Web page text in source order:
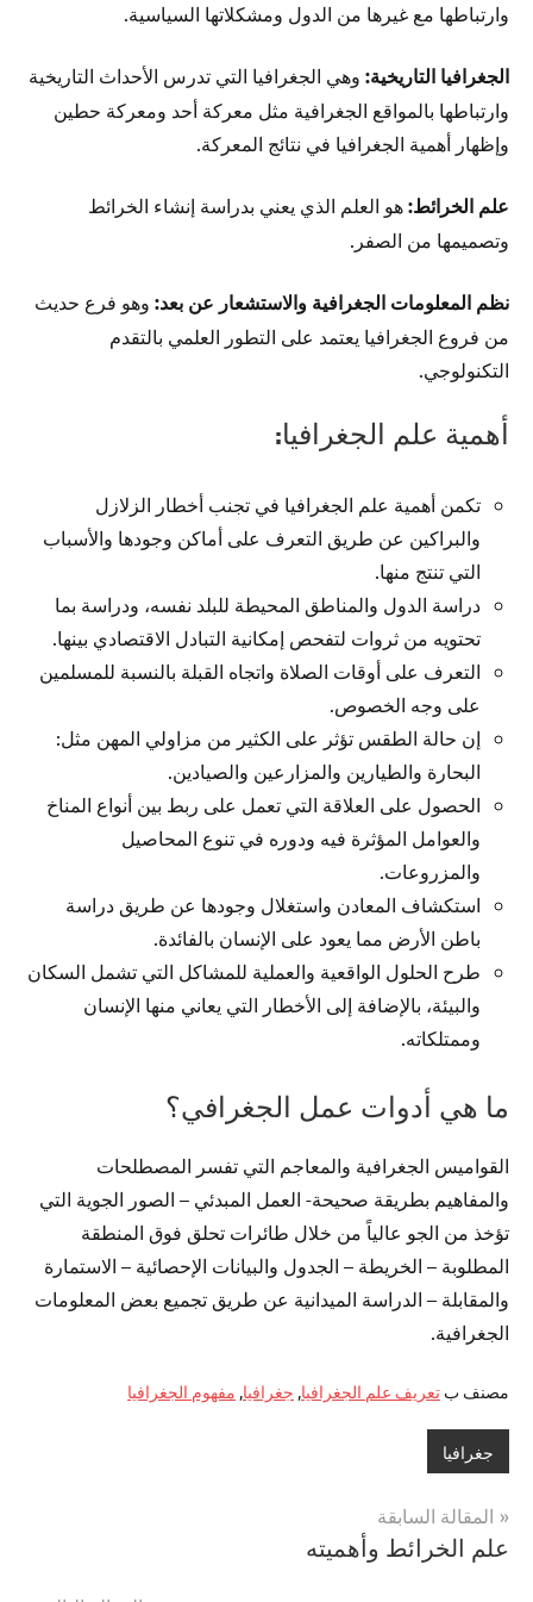
وارتباطها مع غيرها من الدول ومشكلاتها السياسية.
الجغرافيا التاريخية: وهي الجغرافيا التي تدرس الأحداث التاريخية
وارتباطها بالمواقع الجغرافية مثل معركة أحد ومعركة حطين
وإظهار أهمية الجغرافيا في نتائج المعركة.
علم الخرائط: هو العلم الذي يعني بدراسة إنشاء الخرائط
وتصميمها من الصفر.
نظم المعلومات الجغرافية والاستشعار عن بعد: وهو فرع حديث
من فروع الجغرافيا يعتمد على التطور العلمي بالتقدم
التكنولوجي.
أهمية علم الجغرافيا:
تكمن أهمية علم الجغرافيا في تجنب أخطار الزلازل
والبراكين عن طريق التعرف على أماكن وجودها والأسباب
التي تنتج منها.
دراسة الدول والمناطق المحيطة للبلد نفسه، ودراسة بما
تحتويه من ثروات لتفحص إمكانية التبادل الاقتصادي بينها.
التعرف على أوقات الصلاة واتجاه القبلة بالنسبة للمسلمين
على وجه الخصوص.
إن حالة الطقس تؤثر على الكثير من مزاولي المهن مثل:
البحارة والطيارين والمزارعين والصيادين.
الحصول على العلاقة التي تعمل على ربط بين أنواع المناخ
والعوامل المؤثرة فيه ودوره في تنوع المحاصيل
والمزروعات.
استكشاف المعادن واستغلال وجودها عن طريق دراسة
باطن الأرض مما يعود على الإنسان بالفائدة.
طرح الحلول الواقعية والعملية للمشاكل التي تشمل السكان
والبيئة، بالإضافة إلى الأخطار التي يعاني منها الإنسان
وممتلكاته.
ما هي أدوات عمل الجغرافي؟
القواميس الجغرافية والمعاجم التي تفسر المصطلحات
والمفاهيم بطريقة صحيحة- العمل المبدئي – الصور الجوية التي
تؤخذ من الجو عالياً من خلال طائرات تحلق فوق المنطقة
المطلوبة – الخريطة – الجدول والبيانات الإحصائية – الاستمارة
والمقابلة – الدراسة الميدانية عن طريق تجميع بعض المعلومات
الجغرافية.
مصنف ب تعريف علم الجغرافيا, جغرافيا, مفهوم الجغرافيا
جغرافيا
تصفّح
المقالات
المقالة السابقة
علم الخرائط وأهميته